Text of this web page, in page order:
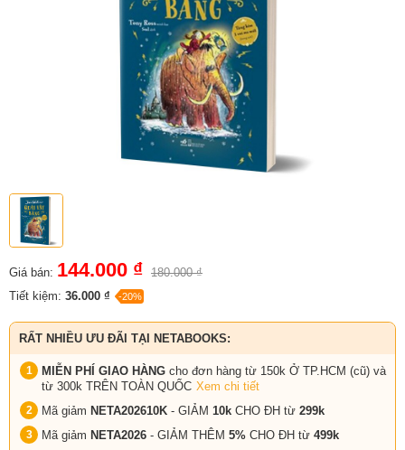
Giá bán: 144.000 ₫ 180.000 ₫
Tiết kiệm: 36.000 ₫ -20%
RẤT NHIỀU ƯU ĐÃI TẠI NETABOOKS:
MIỄN PHÍ GIAO HÀNG cho đơn hàng từ 150k Ở TP.HCM (cũ) và
từ 300k TRÊN TOÀN QUỐC Xem chi tiết
Mã giảm NETA202610K - GIẢM 10k CHO ĐH từ 299k
Mã giảm NETA2026 - GIẢM THÊM 5% CHO ĐH từ 499k